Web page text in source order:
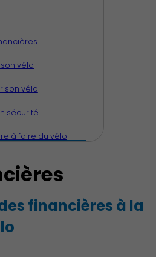
Charenton
vélo
son vélo
sécurité
à faire du vélo
financières à la